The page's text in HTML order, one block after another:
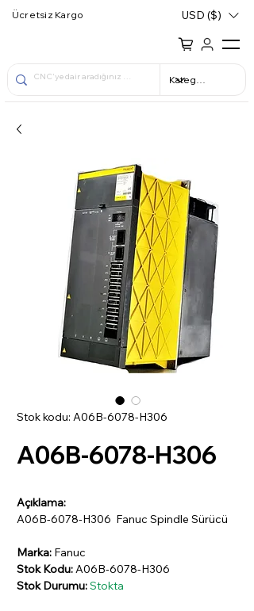
Ücretsiz Kargo USD ($)
Stok kodu: A06B-6078-H306
A06B-6078-H306
Açıklama:
A06B-6078-H306 Fanuc Spindle Sürücü
Marka: Fanuc
Stok Kodu:A06B-6078-H306
Stok Durumu:Stokta